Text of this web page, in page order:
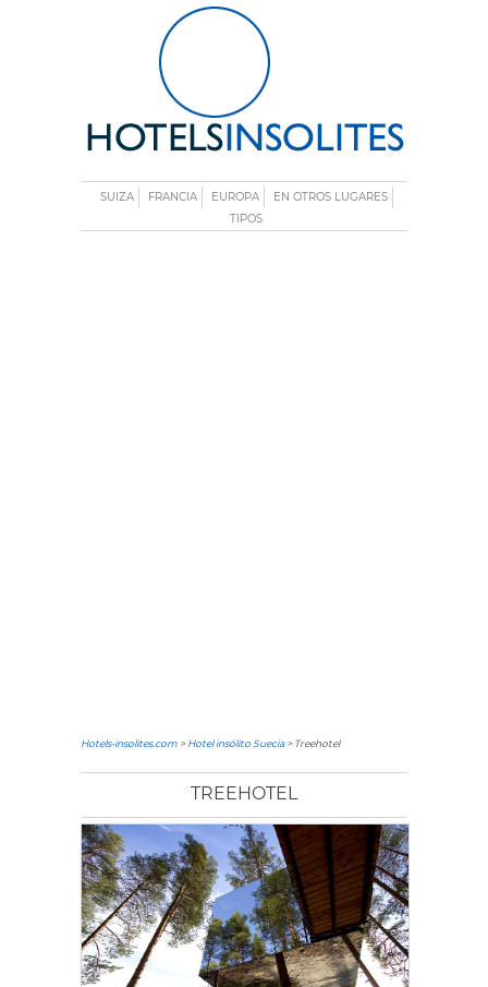
SUIZA FRANCIA EUROPA
EN OTROS LUGARES
TIPOS
Hotels-insolites.com >Hotel insólito Suecia> Treehotel
TREEHOTEL